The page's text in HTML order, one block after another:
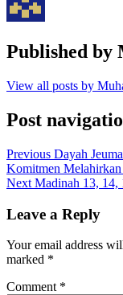
Published by
View all posts by
Post
Previous Dayah
Komitmen
Next Madinah 13, 14,
Leave a Reply
Your email address
marked *
Comment *